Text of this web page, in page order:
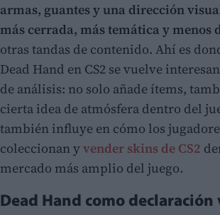
armas, guantes y una dirección
más cerrada, más temática y menos
otras tandas de contenido. Ahí es
Dead Hand en CS2 se vuelve
de análisis: no solo añade ítems,
cierta idea de atmósfera dentro del
también influye en cómo los
coleccionan yvender skins de CS2
mercado más amplio del juego.
Dead Hand como declaración